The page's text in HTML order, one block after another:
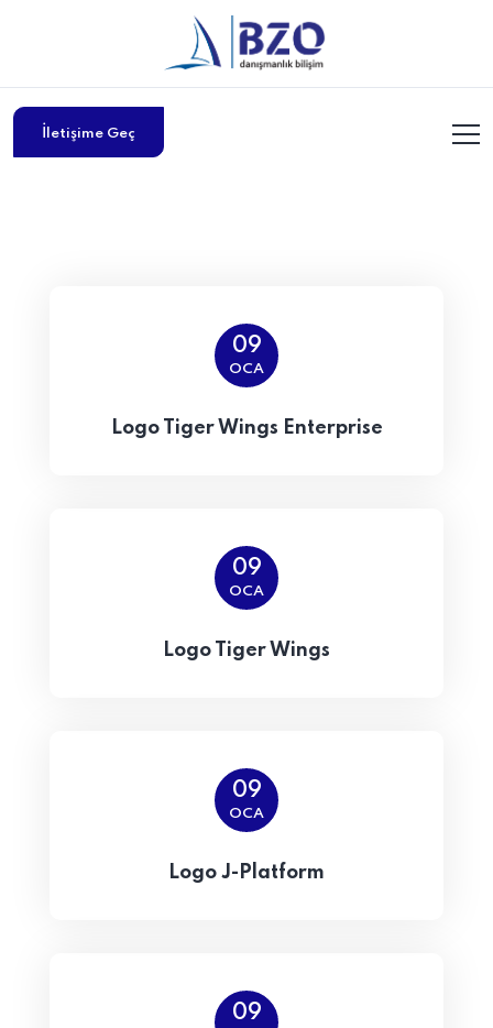
İletişime Geç
09
OCA
Logo Tiger Wings Enterprise
09
OCA
Logo Tiger Wings
09
OCA
Logo J-Platform
09